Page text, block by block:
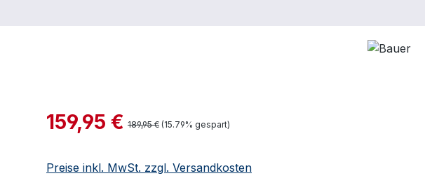
Verkaufspreis:
159,95 € Regulärer Preis:
189,95 € (15.79% gespart)
Preise inkl. MwSt. zzgl. Versandkosten